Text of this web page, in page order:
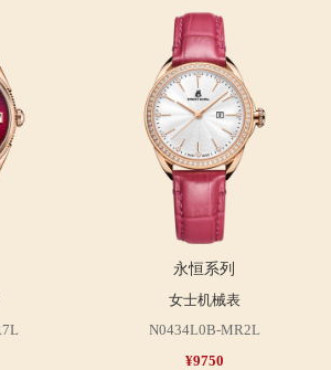
永恒系列
女士机械表
N0434L0B-MR2L
¥9750